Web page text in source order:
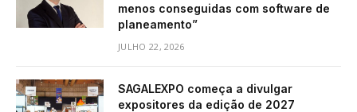
menos conseguidas com software de
planeamento”
JULHO 22, 2026
SAGALEXPO começa a divulgar
expositores da edição de 2027